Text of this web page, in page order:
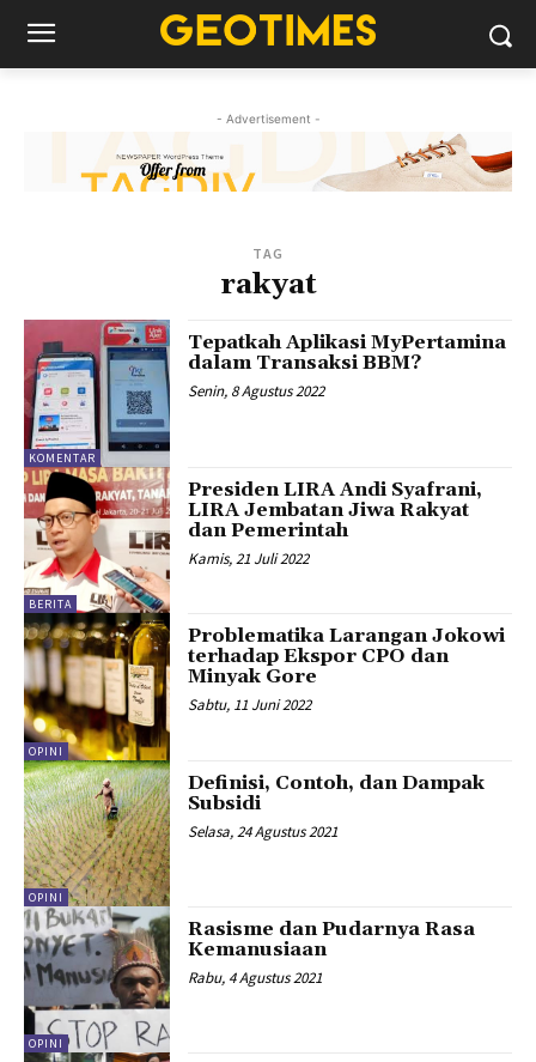
- Advertisement -
TAG
rakyat
KOMENTAR
Tepatkah Aplikasi MyPertamina
dalam Transaksi BBM?
Senin, 8 Agustus 2022
BERITA
Presiden LIRA Andi Syafrani,
LIRA Jembatan Jiwa Rakyat
dan Pemerintah
Kamis, 21 Juli 2022
OPINI
Problematika Larangan Jokowi
terhadap Ekspor CPO dan
Minyak Gore
Sabtu, 11 Juni 2022
OPINI
Definisi, Contoh, dan Dampak
Subsidi
Selasa, 24 Agustus 2021
OPINI
Rasisme dan Pudarnya Rasa
Kemanusiaan
Rabu, 4 Agustus 2021